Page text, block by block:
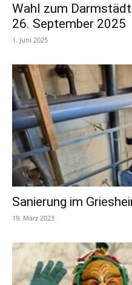
Wahl zum
26. September 2025
1. Juni 2025
Sanierung im
19. März 2023